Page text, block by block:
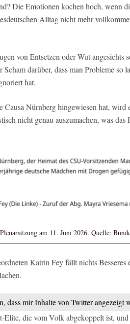
Die Emotionen kochen hoch, wenn
Alltag nicht mehr
von Entsetzen oder Wut angesichts
darüber, dass man Probleme so
hat.
Nürnberg hingewiesen hat, wird
nicht genau auszumachen, was das
am 11. Juni 2026. Quelle:
Katrin Fey fällt nichts Besseres
dass mir Inhalte von Twitter angezeigt
Elite, die vom Volk abgekoppelt ist,